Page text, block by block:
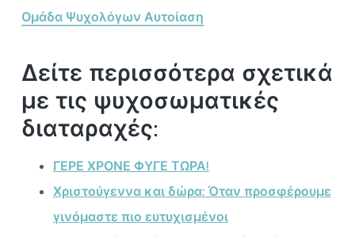
Ομάδα Ψυχολόγων Αυτοίαση
Δείτε περισσότερα σχετικά
με τις ψυχοσωματικές
διαταραχές:
ΓΕΡΕ ΧΡΟΝΕ ΦΥΓΕ ΤΩΡΑ!
Χριστούγεννα και δώρα: Όταν προσφέρουμε
γινόμαστε πιο ευτυχισμένοι